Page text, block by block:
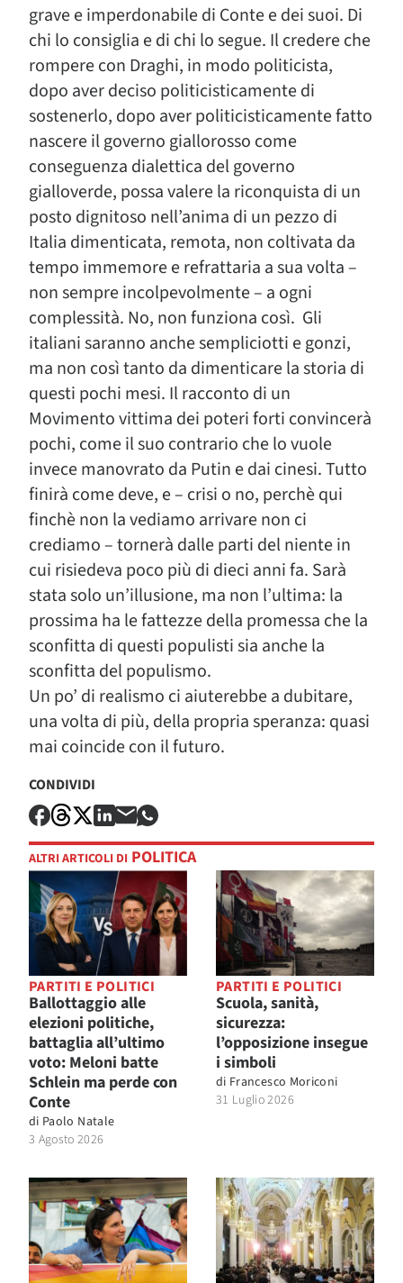
grave e imperdonabile di Conte e dei suoi. Di
chi lo consiglia e di chi lo segue. Il credere che
rompere con Draghi, in modo politicista,
dopo aver deciso politicisticamente di
sostenerlo, dopo aver politicisticamente fatto
nascere il governo giallorosso come
conseguenza dialettica del governo
gialloverde, possa valere la riconquista di un
posto dignitoso nell’anima di un pezzo di
Italia dimenticata, remota, non coltivata da
tempo immemore e refrattaria a sua volta –
non sempre incolpevolmente – a ogni
complessità. No, non funziona così. Gli
italiani saranno anche sempliciotti e gonzi,
ma non così tanto da dimenticare la storia di
questi pochi mesi. Il racconto di un
Movimento vittima dei poteri forti convincerà
pochi, come il suo contrario che lo vuole
invece manovrato da Putin e dai cinesi. Tutto
finirà come deve, e – crisi o no, perchè qui
finchè non la vediamo arrivare non ci
crediamo – tornerà dalle parti del niente in
cui risiedeva poco più di dieci anni fa. Sarà
stata solo un’illusione, ma non l’ultima: la
prossima ha le fattezze della promessa che la
sconfitta di questi populisti sia anche la
sconfitta del populismo.
Un po’ di realismo ci aiuterebbe a dubitare,
una volta di più, della propria speranza: quasi
mai coincide con il futuro.
CONDIVIDI
ALTRI ARTICOLI DI POLITICA
PARTITI E POLITICI
Ballottaggio alle
elezioni politiche,
battaglia all’ultimo
voto: Meloni batte
Schlein ma perde con
Conte
di Paolo Natale
3 Agosto 2026
PARTITI E POLITICI
Scuola, sanità,
sicurezza:
l’opposizione insegue
i simboli
di Francesco Moriconi
31 Luglio 2026